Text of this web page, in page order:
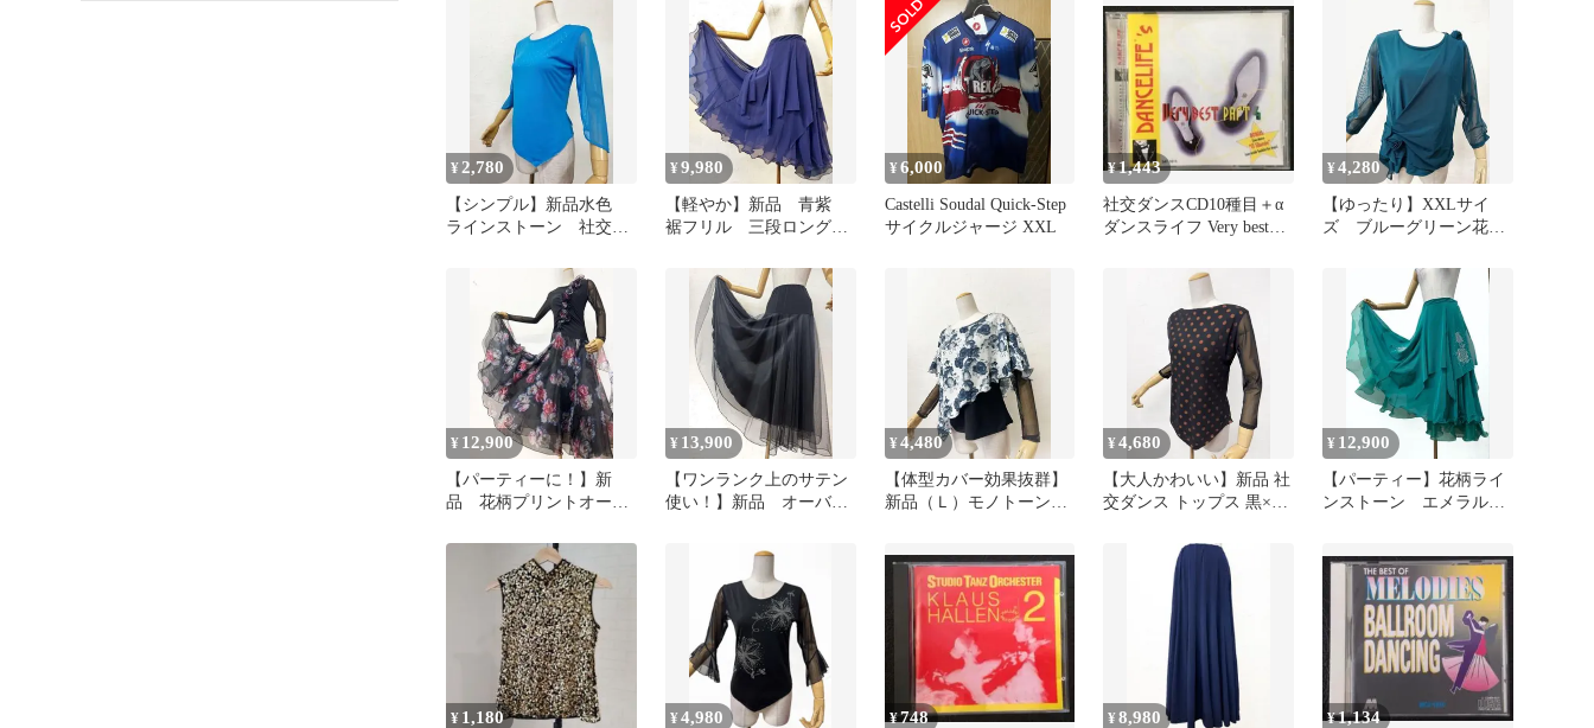
¥ 2,780
【シンプル】新品水色
ラインストーン 社交ダ
¥9,980
【軽やか】新品 青紫
裾フリル 三段ロングデ
¥6,000
Castelli Soudal Quick-Step
サイクルジャージ XXL
¥1,443
社交ダンスCD10種目＋α
ダンスライフ Very best
¥4,280
【ゆったり】XXLサイ
ズ ブルーグリーン花モ
¥ 12,900
【パーティーに！】新
品 花柄プリントオーガ
ンピースb164
¥ 13,900
【ワンランク上のサテン
使い！】新品 オーバー
¥4,480
【体型カバー効果抜群】
新品（Ｌ）モノトーン花
¥4,680
【大人かわいい】新品 社
交ダンス トップス 黒×オ
¥ 12,900
【パーティー】花柄ライ
ンストーン エメラルド
¥ 1,180 ¥4,980 ¥748 ¥8,980 ¥1,134